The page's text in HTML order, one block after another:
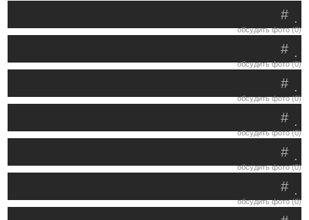
.
#
обсудить фото (0)
.
#
обсудить фото (0)
.
#
обсудить фото (0)
.
#
обсудить фото (0)
.
#
обсудить фото (0)
.
#
обсудить фото (0)